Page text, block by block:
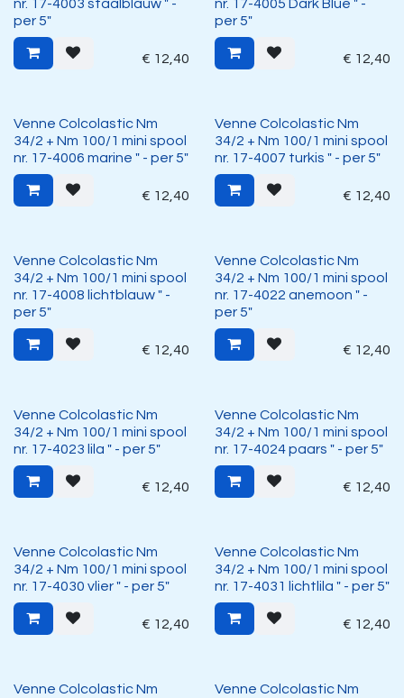
nr. 17-4003 staalblauw " -
per 5"
€ 12,40
nr. 17-4005 Dark Blue " -
per 5"
€ 12,40
Venne Colcolastic Nm
34/2 + Nm 100/1 mini spool
nr. 17-4006 marine " - per 5"
€ 12,40
Venne Colcolastic Nm
34/2 + Nm 100/1 mini spool
nr. 17-4007 turkis " - per 5"
€ 12,40
Venne Colcolastic Nm
34/2 + Nm 100/1 mini spool
nr. 17-4008 lichtblauw " -
per 5"
€ 12,40
Venne Colcolastic Nm
34/2 + Nm 100/1 mini spool
nr. 17-4022 anemoon " -
per 5"
€ 12,40
Venne Colcolastic Nm
34/2 + Nm 100/1 mini spool
nr. 17-4023 lila " - per 5"
€ 12,40
Venne Colcolastic Nm
34/2 + Nm 100/1 mini spool
nr. 17-4024 paars " - per 5"
€ 12,40
Venne Colcolastic Nm
34/2 + Nm 100/1 mini spool
nr. 17-4030 vlier " - per 5"
€ 12,40
Venne Colcolastic Nm
34/2 + Nm 100/1 mini spool
nr. 17-4031 lichtlila " - per 5"
€ 12,40
Venne Colcolastic Nm
Venne Colcolastic Nm